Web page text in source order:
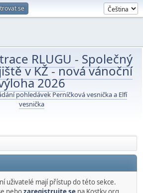
se
RLUGU - Společný
v KŽ-nová vánoční
2026
pohledávek Perníčková vesnička a Elfí
vesnička
uživatelé mají přístup do této sekce.